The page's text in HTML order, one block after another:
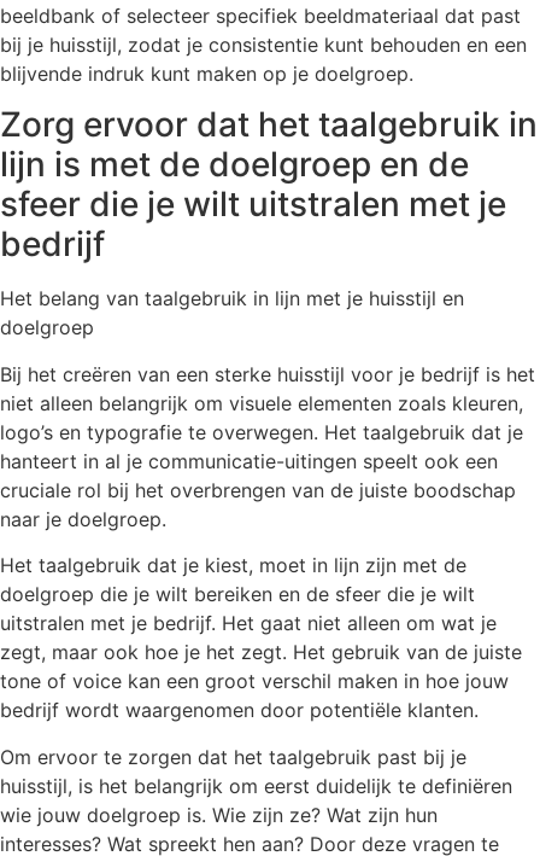
beeldbank of selecteer specifiek beeldmateriaal dat past
bij je huisstijl, zodat je consistentie kunt behouden en een
blijvende indruk kunt maken op je doelgroep.
Zorg ervoor dat het taalgebruik in
lijn is met de doelgroep en de
sfeer die je wilt uitstralen met je
bedrijf
Het belang van taalgebruik in lijn met je huisstijl en
doelgroep
Bij het creëren van een sterke huisstijl voor je bedrijf is het
niet alleen belangrijk om visuele elementen zoals kleuren,
logo’s en typografie te overwegen. Het taalgebruik dat je
hanteert in al je communicatie-uitingen speelt ook een
cruciale rol bij het overbrengen van de juiste boodschap
naar je doelgroep.
Het taalgebruik dat je kiest, moet in lijn zijn met de
doelgroep die je wilt bereiken en de sfeer die je wilt
uitstralen met je bedrijf. Het gaat niet alleen om wat je
zegt, maar ook hoe je het zegt. Het gebruik van de juiste
tone of voice kan een groot verschil maken in hoe jouw
bedrijf wordt waargenomen door potentiële klanten.
Om ervoor te zorgen dat het taalgebruik past bij je
huisstijl, is het belangrijk om eerst duidelijk te definiëren
wie jouw doelgroep is. Wie zijn ze? Wat zijn hun
interesses? Wat spreekt hen aan? Door deze vragen te